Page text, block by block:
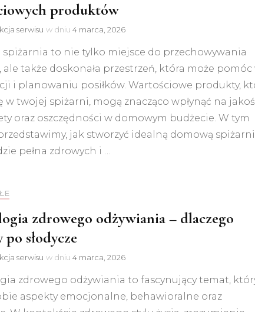
produktów
serwisu w dniu 4 marca, 2026
spiżarnia to nie tylko miejsce do przechowywania
ale także doskonała przestrzeń, która może pomóc
i planowaniu posiłków. Wartościowe produkty,
w twojej spiżarni, mogą znacząco wpłynąć na
oraz oszczędności w domowym budżecie. W tym
jak stworzyć idealną domową
pełna zdrowych i …
zdrowego odżywiania – dlaczego
po słodycze
serwisu w dniu 4 marca, 2026
zdrowego odżywiania to fascynujący temat,
aspekty emocjonalne, behawioralne oraz